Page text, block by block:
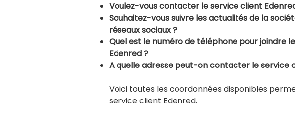
Voulez-vous contacter le service client
Souhaitez-vous suivre les actualités de la
réseaux sociaux ?
Quel est le numéro de téléphone pour joindre
Edenred ?
A quelle adresse peut-on contacter le service
Voici toutes les coordonnées disponibles
service client Edenred.